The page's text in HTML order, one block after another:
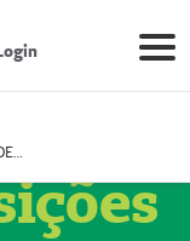
MUDANÇA DE ENDEREÇO - DIAGITAB SERVIÇOS MÉDICOS LTDA (54003267-5)